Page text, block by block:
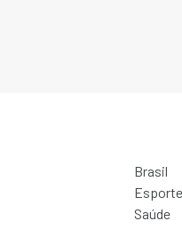
Brasil
Esporte
Saúde